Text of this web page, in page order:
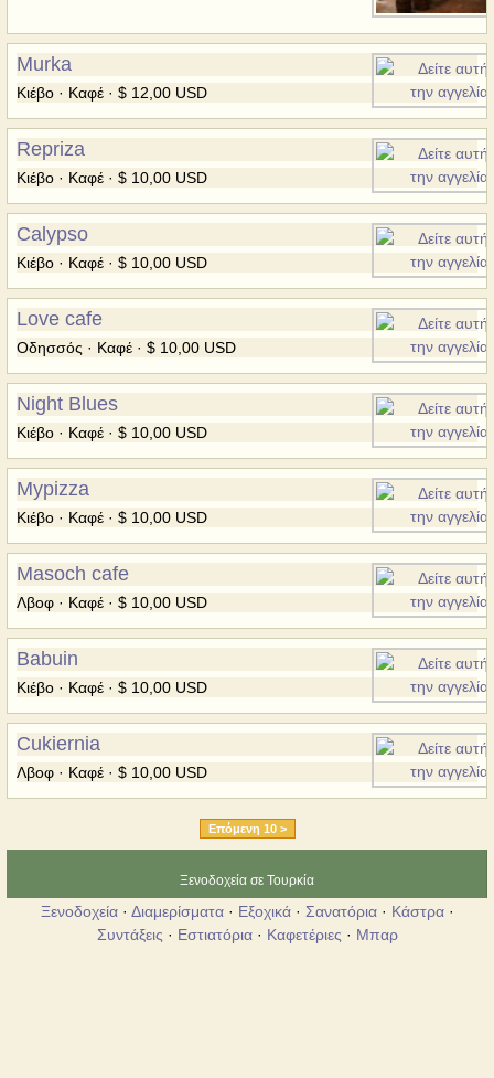
Murka
Κιέβο · Καφέ · $ 12,00 USD
Repriza
Κιέβο · Καφέ · $ 10,00 USD
Calypso
Κιέβο · Καφέ · $ 10,00 USD
Love cafe
Οδησσός · Καφέ · $ 10,00 USD
Night Blues
Κιέβο · Καφέ · $ 10,00 USD
Mypizza
Κιέβο · Καφέ · $ 10,00 USD
Masoch cafe
Λβοφ · Καφέ · $ 10,00 USD
Babuin
Κιέβο · Καφέ · $ 10,00 USD
Cukiernia
Λβοφ · Καφέ · $ 10,00 USD
Επόμενη 10 >
Ξενοδοχεία σε Τουρκία
Ξενοδοχεία· Διαμερίσματα· Εξοχικά· Σανατόρια· Κάστρα·
Συντάξεις · Εστιατόρια· Καφετέριες · Μπαρ